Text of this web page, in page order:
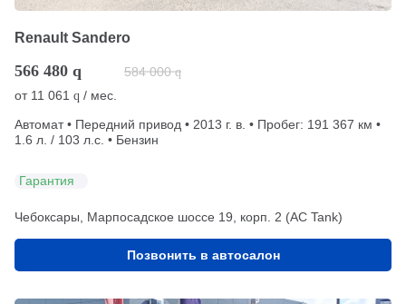
Renault Sandero
566 480 q 584 000 q
от 11 061 q / мес.
Автомат • Передний привод • 2013 г. в. • Пробег: 191 367 км •
1.6 л. / 103 л.с. • Бензин
Гарантия
Чебоксары, Марпосадское шоссе 19, корп. 2 (АС Tank)
Позвонить в автосалон